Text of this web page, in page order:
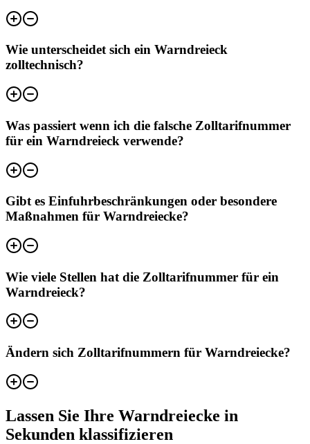
Wie unterscheidet sich ein Warndreieck
zolltechnisch?
Was passiert wenn ich die falsche Zolltarifnummer
für ein Warndreieck verwende?
Gibt es Einfuhrbeschränkungen oder besondere
Maßnahmen für Warndreiecke?
Wie viele Stellen hat die Zolltarifnummer für ein
Warndreieck?
Ändern sich Zolltarifnummern für Warndreiecke?
Lassen Sie Ihre Warndreiecke in
Sekunden klassifizieren